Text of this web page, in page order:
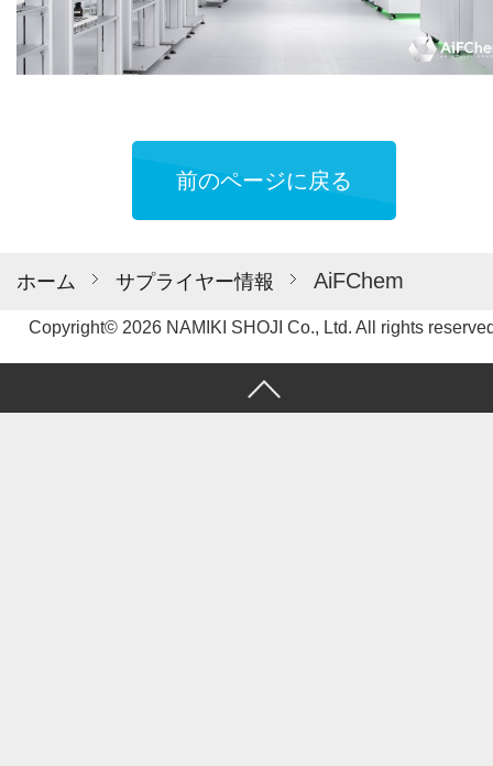
ホーム サプライヤー情報 AiFChem
前のページに戻る
Copyright© 2026 NAMIKI SHOJI Co., Ltd. All rights